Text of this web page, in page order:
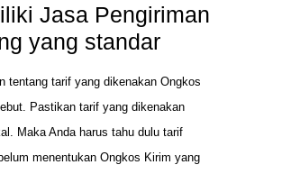
Jasa Pengiriman
yang standar
tentang tarif yang dikenakan Ongkos
Pastikan tarif yang dikenakan
Maka Anda harus tahu dulu tarif
menentukan Ongkos Kirim yang